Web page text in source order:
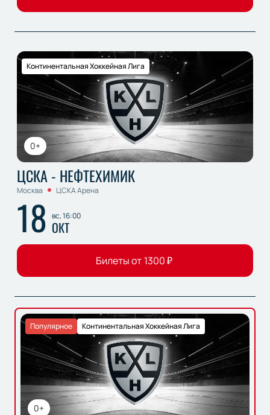
0+
Континентальная Хоккейная Лига
ЦСКА - НЕФТЕХИМИК
Москва ЦСКА Арена
18 вс, 16:00
ОКТ
Билеты от 1300₽
0+
Континентальная Хоккейная Лига
Популярное